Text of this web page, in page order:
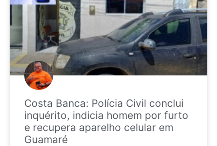
Costa Banca: Polícia Civil conclui
inquérito, indicia homem por furto
e recupera aparelho celular em
Guamaré